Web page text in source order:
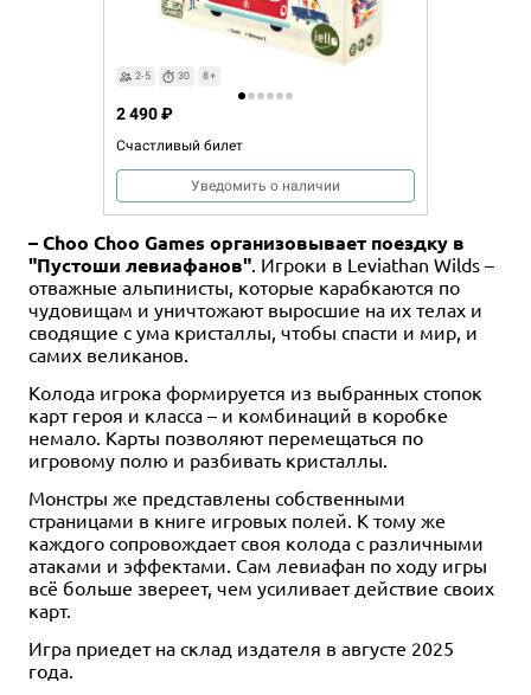
2-5 30 8+
Счастливый билет
2 490 ₽
Уведомить о наличии
– Choo Choo Games организовывает поездку в
"Пустоши левиафанов". Игроки в Leviathan Wilds –
отважные альпинисты, которые карабкаются по
чудовищам и уничтожают выросшие на их телах и
сводящие с ума кристаллы, чтобы спасти и мир, и
самих великанов.
Колода игрока формируется из выбранных стопок
карт героя и класса – и комбинаций в коробке
немало. Карты позволяют перемещаться по
игровому полю и разбивать кристаллы.
Монстры же представлены собственными
страницами в книге игровых полей. К тому же
каждого сопровождает своя колода с различными
атаками и эффектами. Сам левиафан по ходу игры
всё больше звереет, чем усиливает действие своих
карт.
Игра приедет на склад издателя в августе 2025
года.